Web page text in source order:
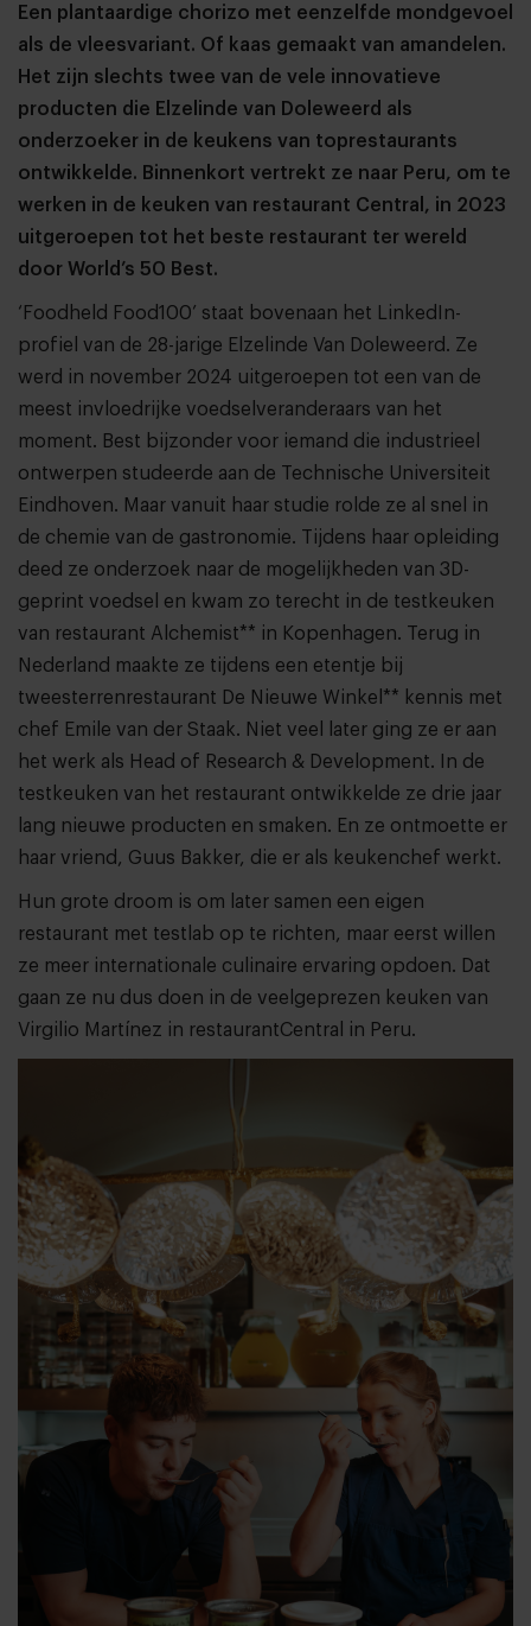
Een plantaardige chorizo met eenzelfde mondgevoel
als de vleesvariant. Of kaas gemaakt van amandelen.
Het zijn slechts twee van de vele innovatieve
producten die Elzelinde van Doleweerd als
onderzoeker in de keukens van toprestaurants
ontwikkelde. Binnenkort vertrekt ze naar Peru, om te
werken in de keuken van restaurant Central, in 2023
uitgeroepen tot het beste restaurant ter wereld
door World’s 50 Best.
‘Foodheld Food100’ staat bovenaan het LinkedIn-
profiel van de 28-jarige Elzelinde Van Doleweerd. Ze
werd in november 2024 uitgeroepen tot een van de
meest invloedrijke voedselveranderaars van het
moment. Best bijzonder voor iemand die industrieel
ontwerpen studeerde aan de Technische Universiteit
Eindhoven. Maar vanuit haar studie rolde ze al snel in
de chemie van de gastronomie. Tijdens haar opleiding
deed ze onderzoek naar de mogelijkheden van 3D-
geprint voedsel en kwam zo terecht in de testkeuken
van restaurant Alchemist** in Kopenhagen. Terug in
Nederland maakte ze tijdens een etentje bij
tweesterrenrestaurant De Nieuwe Winkel** kennis met
chef Emile van der Staak. Niet veel later ging ze er aan
het werk als Head of Research & Development. In de
testkeuken van het restaurant ontwikkelde ze drie jaar
lang nieuwe producten en smaken. En ze ontmoette er
haar vriend, Guus Bakker, die er als keukenchef werkt.
Hun grote droom is om later samen een eigen
restaurant met testlab op te richten, maar eerst willen
ze meer internationale culinaire ervaring opdoen. Dat
gaan ze nu dus doen in de veelgeprezen keuken van
Virgilio Martínez in restaurantCentral in Peru.